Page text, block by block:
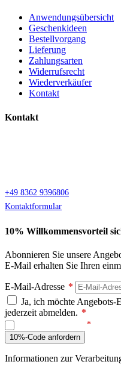
Anwendungsübersicht
Geschenkideen
Bestellvorgang
Lieferung
Zahlungsarten
Widerrufsrecht
Wiederverkäufer
Kontakt
Kontakt
+49 8362 9396806
Kontaktformular
10% Willkommensvorteil
Abonnieren Sie unsere
E-Mail erhalten Sie Ihren
E-Mail-Adresse *
Ja, ich möchte
jederzeit abmelden. *
10%-Code anfordern
Informationen zur